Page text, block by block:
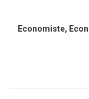
Economiste,